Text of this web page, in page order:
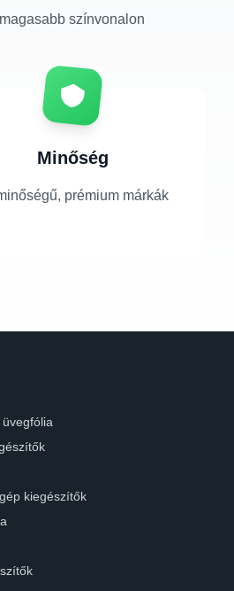
színvonalon
Minőség
prémium márkák
kiegészítők